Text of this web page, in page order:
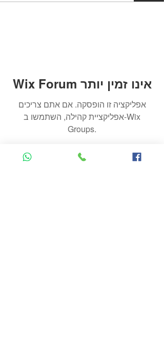
Wix Forum אינו זמין יותר
אפליקציה זו הופסקה. אם אתם צריכים
אפליקציית קהילה, השתמשו ב-Wix
Groups.